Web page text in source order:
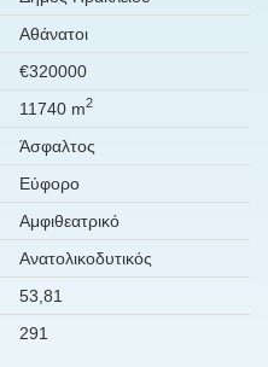
Αθάνατοι
€320000
11740 m2
Άσφαλτος
Εύφορο
Αμφιθεατρικό
Ανατολικοδυτικός
53,81
291